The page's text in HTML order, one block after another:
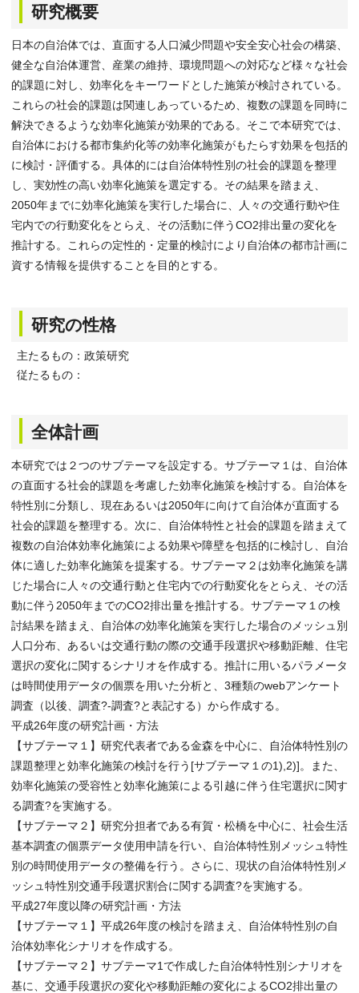
研究概要
日本の自治体では、直面する人口減少問題や安全安心社会の構築、
健全な自治体運営、産業の維持、環境問題への対応など様々な社会
的課題に対し、効率化をキーワードとした施策が検討されている。
これらの社会的課題は関連しあっているため、複数の課題を同時に
解決できるような効率化施策が効果的である。そこで本研究では、
自治体における都市集約化等の効率化施策がもたらす効果を包括的
に検討・評価する。具体的には自治体特性別の社会的課題を整理
し、実効性の高い効率化施策を選定する。その結果を踏まえ、
2050年までに効率化施策を実行した場合に、人々の交通行動や住
宅内での行動変化をとらえ、その活動に伴うCO2排出量の変化を
推計する。これらの定性的・定量的検討により自治体の都市計画に
資する情報を提供することを目的とする。
研究の性格
主たるもの：政策研究
従たるもの：
全体計画
本研究では２つのサブテーマを設定する。サブテーマ１は、自治体
の直面する社会的課題を考慮した効率化施策を検討する。自治体を
特性別に分類し、現在あるいは2050年に向けて自治体が直面する
社会的課題を整理する。次に、自治体特性と社会的課題を踏まえて
複数の自治体効率化施策による効果や障壁を包括的に検討し、自治
体に適した効率化施策を提案する。サブテーマ２は効率化施策を講
じた場合に人々の交通行動と住宅内での行動変化をとらえ、その活
動に伴う2050年までのCO2排出量を推計する。サブテーマ１の検
討結果を踏まえ、自治体の効率化施策を実行した場合のメッシュ別
人口分布、あるいは交通行動の際の交通手段選択や移動距離、住宅
選択の変化に関するシナリオを作成する。推計に用いるパラメータ
は時間使用データの個票を用いた分析と、3種類のwebアンケート
調査（以後、調査?-調査?と表記する）から作成する。
平成26年度の研究計画・方法
【サブテーマ１】研究代表者である金森を中心に、自治体特性別の
課題整理と効率化施策の検討を行う[サブテーマ１の1),2)]。また、
効率化施策の受容性と効率化施策による引越に伴う住宅選択に関す
る調査?を実施する。
【サブテーマ２】研究分担者である有賀・松橋を中心に、社会生活
基本調査の個票データ使用申請を行い、自治体特性別メッシュ特性
別の時間使用データの整備を行う。さらに、現状の自治体特性別メ
ッシュ特性別交通手段選択割合に関する調査?を実施する。
平成27年度以降の研究計画・方法
【サブテーマ１】平成26年度の検討を踏まえ、自治体特性別の自
治体効率化シナリオを作成する。
【サブテーマ２】サブテーマ1で作成した自治体特性別シナリオを
基に、交通手段選択の変化や移動距離の変化によるCO2排出量の